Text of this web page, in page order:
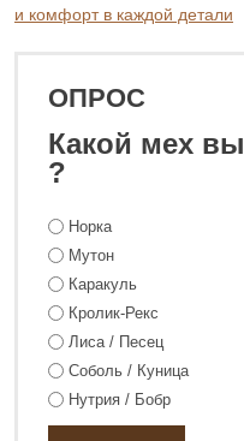
125 800 ₽
и комфорт в каждой детали
ОПРОС
Какой мех
?
Норка
Мутон
Каракуль
Кролик-Рекс
Лиса / Песец
Соболь / Куница
Нутрия / Бобр